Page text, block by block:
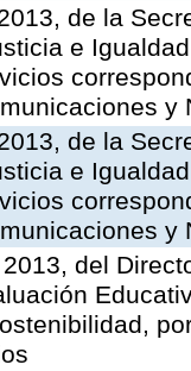
de la
e
y
de la
e
y
del